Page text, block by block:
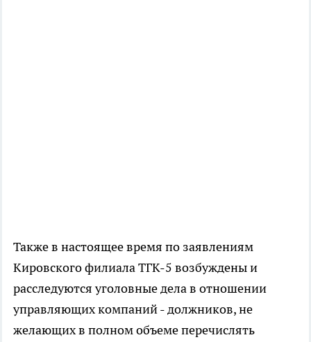
Также в настоящее время по заявлениям
Кировского филиала ТГК-5 возбуждены и
расследуются уголовные дела в отношении
управляющих компаний - должников, не
желающих в полном объеме перечислять